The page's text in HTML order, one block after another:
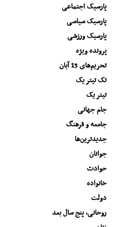
پارسیک اجتماعی
پارسیک سیاسی
پارسیک ورزشی
پرونده ویژه
تحریم‌های 13 آبان
تک تیتر یک
تیتر یک
جام جهانی
جامعه و فرهنگ
جدیدترین‌ها
جوانان
حوادث
خانواده
دولت
روحانی، پنج سال بعد